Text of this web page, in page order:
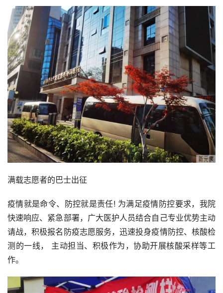
满载志愿者的巴士出征
疫情就是命令、防控就是责任! 为满足疫情防控要求，我院
快速响应、紧急部署，广大医护人员结合自己专业优势主动
请战，积极报名防疫志愿服务，迅速投身疫情防控、核酸检
测的一线， 主动担当、积极作为，协助开展核酸采样等工
作。